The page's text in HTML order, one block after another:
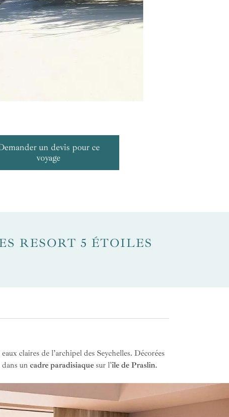
un devis pour ce
voyage
RESORT 5 ÉTOILES
claires de l’archipel des Seychelles. Décorées
dans uncadre paradisiaquesur l'île de Praslin.